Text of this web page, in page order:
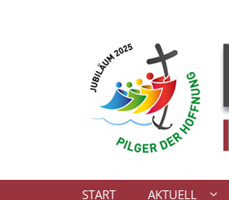
START AKTUELL